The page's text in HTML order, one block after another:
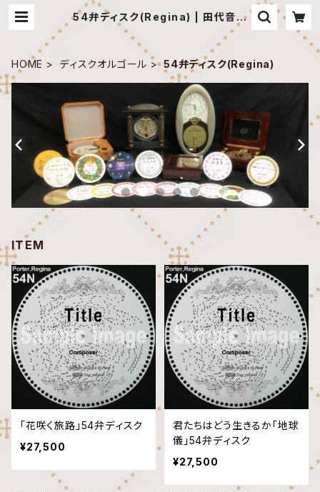
54弁ディスク(Regina) | 田代音楽
工房 オンラインショップ
HOME ディスクオルゴール 54弁ディスク(Regina)
ITEM
「花咲く旅路」54弁ディスク
¥27,500
君たちはどう生きるか「地球
儀」54弁ディスク
¥27,500